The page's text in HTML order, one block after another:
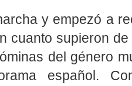
y empezó a
cuanto supieron
del género
español.